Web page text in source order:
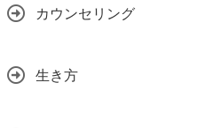
カウンセリング
生き方